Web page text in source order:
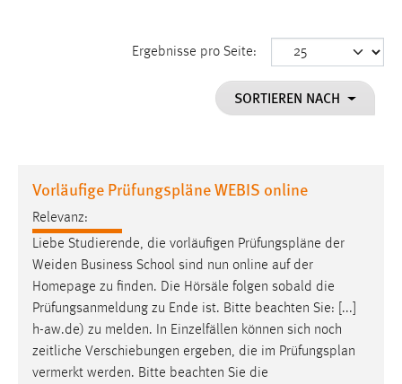
Ergebnisse pro Seite:
SORTIEREN NACH
Vorläufige Prüfungspläne WEBIS online
Relevanz:
Liebe Studierende, die vorläufigen Prüfungspläne der
Weiden Business School sind nun online auf der
Homepage zu finden. Die Hörsäle folgen sobald die
Prüfungsanmeldung zu Ende ist. Bitte beachten Sie: [...]
h-aw.de) zu melden. In Einzelfällen können sich noch
zeitliche Verschiebungen ergeben, die im Prüfungsplan
vermerkt werden. Bitte beachten Sie die
Cookie Laufzeit:
staticfilecache
Zweck:
Für performante Seitenauslieferung wird in diesem Cookie
gespeichert, ob man eingeloggt ist.
Sprachpräferenz
Name:
site-language-preference